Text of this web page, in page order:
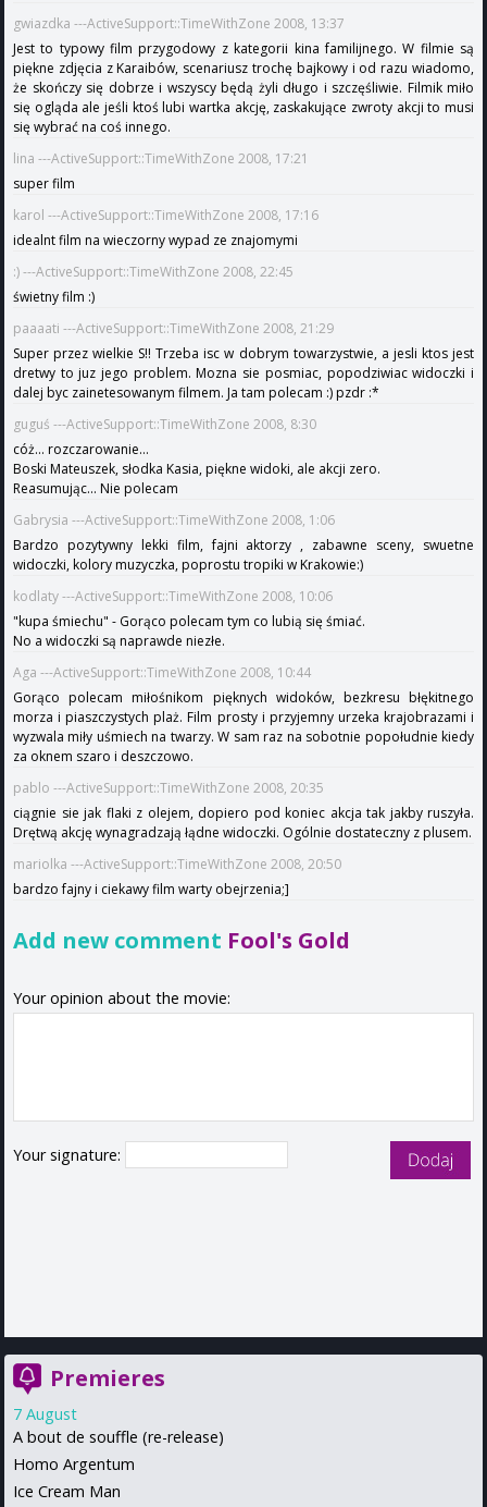
gwiazdka ---ActiveSupport::TimeWithZone 2008, 13:37
Jest to typowy film przygodowy z kategorii kina familijnego. W filmie są
piękne zdjęcia z Karaibów, scenariusz trochę bajkowy i od razu wiadomo,
że skończy się dobrze i wszyscy będą żyli długo i szczęśliwie. Filmik miło
się ogląda ale jeśli ktoś lubi wartka akcję, zaskakujące zwroty akcji to musi
się wybrać na coś innego.
lina ---ActiveSupport::TimeWithZone 2008, 17:21
super film
karol ---ActiveSupport::TimeWithZone 2008, 17:16
idealnt film na wieczorny wypad ze znajomymi
:) ---ActiveSupport::TimeWithZone 2008, 22:45
świetny film :)
paaaati ---ActiveSupport::TimeWithZone 2008, 21:29
Super przez wielkie S!! Trzeba isc w dobrym towarzystwie, a jesli ktos jest
dretwy to juz jego problem. Mozna sie posmiac, popodziwiac widoczki i
dalej byc zainetesowanym filmem. Ja tam polecam :) pzdr :*
guguś ---ActiveSupport::TimeWithZone 2008, 8:30
cóż... rozczarowanie...
Boski Mateuszek, słodka Kasia, piękne widoki, ale akcji zero.
Reasumując... Nie polecam
Gabrysia ---ActiveSupport::TimeWithZone 2008, 1:06
Bardzo pozytywny lekki film, fajni aktorzy , zabawne sceny, swuetne
widoczki, kolory muzyczka, poprostu tropiki w Krakowie:)
kodlaty ---ActiveSupport::TimeWithZone 2008, 10:06
"kupa śmiechu" - Gorąco polecam tym co lubią się śmiać.
No a widoczki są naprawde niezłe.
Aga ---ActiveSupport::TimeWithZone 2008, 10:44
Gorąco polecam miłośnikom pięknych widoków, bezkresu błękitnego
morza i piaszczystych plaż. Film prosty i przyjemny urzeka krajobrazami i
wyzwala miły uśmiech na twarzy. W sam raz na sobotnie popołudnie kiedy
za oknem szaro i deszczowo.
pablo ---ActiveSupport::TimeWithZone 2008, 20:35
ciągnie sie jak flaki z olejem, dopiero pod koniec akcja tak jakby ruszyła.
Drętwą akcję wynagradzają łądne widoczki. Ogólnie dostateczny z plusem.
mariolka ---ActiveSupport::TimeWithZone 2008, 20:50
bardzo fajny i ciekawy film warty obejrzenia;]
Add new comment Fool's Gold
Your opinion about the movie:
Your signature:
Premieres
7 August
A bout de souffle (re-release)
Homo Argentum
Ice Cream Man